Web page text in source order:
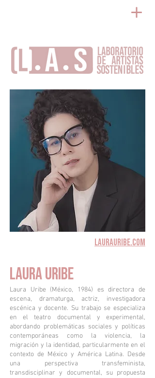
LAURAURIBE.COM
LAURA URIBE
Laura Uribe (México, 1984) es directora de
escena, dramaturga, actriz, investigadora
escénica y docente. Su trabajo se especializa
en el teatro documental y experimental,
abordando problemáticas sociales y políticas
contemporáneas como la violencia, la
migración y la identidad, particularmente en el
contexto de México y América Latina. Desde
una perspectiva transfeminista,
transdisciplinar y documental, su propuesta